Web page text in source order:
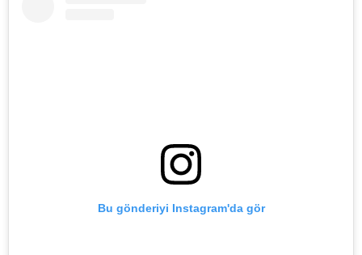
Bu gönderiyi Instagram'da gör